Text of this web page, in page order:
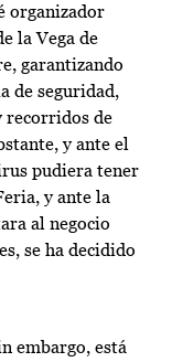
organizador
la Vega de
garantizando
de seguridad,
recorridos de
y ante el
pudiera tener
y ante la
al negocio
se ha decidido
embargo, está